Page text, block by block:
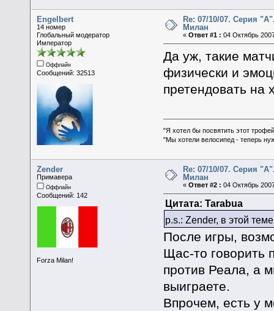
Engelbert
14 номер
Глобальный модератор
Император
Оффлайн
Сообщений: 32513
Re: 07/10/07. Серия
Милан
«Ответ #1 : 04 Октябрь
Да уж, такие
физически и
претендовать на
"Я хотел бы посвятить этот
"Мы хотели велосипед - теперь
Zender
Примавера
Оффлайн
Сообщений: 142
Forza Milan!
Re: 07/10/07. Серия
Милан
«Ответ #2 : 04 Октябрь
Цитата: Tarabua
p.s.: Zender, в этой
После игры,
Щас-то говорить
против Реала, а
выиграете.
Впрочем, есть у